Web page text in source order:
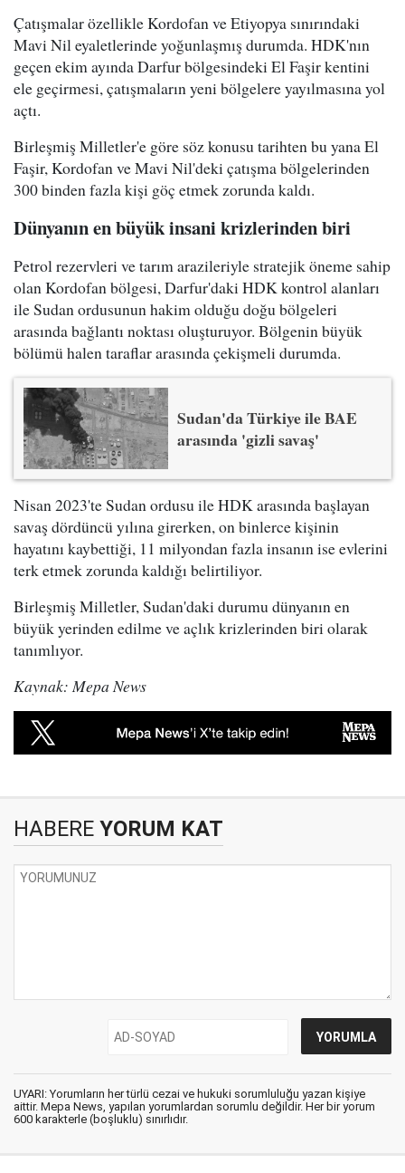
Çatışmalar özellikle Kordofan ve Etiyopya sınırındaki
Mavi Nil eyaletlerinde yoğunlaşmış durumda. HDK'nın
geçen ekim ayında Darfur bölgesindeki El Faşir kentini
ele geçirmesi, çatışmaların yeni bölgelere yayılmasına yol
açtı.
Birleşmiş Milletler'e göre söz konusu tarihten bu yana El
Faşir, Kordofan ve Mavi Nil'deki çatışma bölgelerinden
300 binden fazla kişi göç etmek zorunda kaldı.
Dünyanın en büyük insani krizlerinden biri
Petrol rezervleri ve tarım arazileriyle stratejik öneme sahip
olan Kordofan bölgesi, Darfur'daki HDK kontrol alanları
ile Sudan ordusunun hakim olduğu doğu bölgeleri
arasında bağlantı noktası oluşturuyor. Bölgenin büyük
bölümü halen taraflar arasında çekişmeli durumda.
Sudan'da Türkiye ile BAE
arasında 'gizli savaş'
Nisan 2023'te Sudan ordusu ile HDK arasında başlayan
savaş dördüncü yılına girerken, on binlerce kişinin
hayatını kaybettiği, 11 milyondan fazla insanın ise evlerini
terk etmek zorunda kaldığı belirtiliyor.
Birleşmiş Milletler, Sudan'daki durumu dünyanın en
büyük yerinden edilme ve açlık krizlerinden biri olarak
tanımlıyor.
Kaynak: Mepa News
HABERE YORUM KAT
UYARI: Yorumların her türlü cezai ve hukuki sorumluluğu yazan kişiye
aittir. Mepa News, yapılan yorumlardan sorumlu değildir. Her bir yorum
600 karakterle (boşluklu) sınırlıdır.